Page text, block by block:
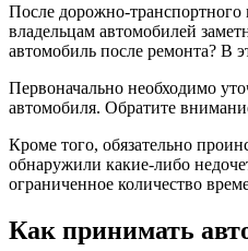
После дорожно-транспортного
владельцам автомобилей
автомобиль после ремонта? В
Первоначально необходимо
автомобиля. Обратите
Кроме того, обязательно
обнаружили какие-либо
ограниченное количество
Как принимать